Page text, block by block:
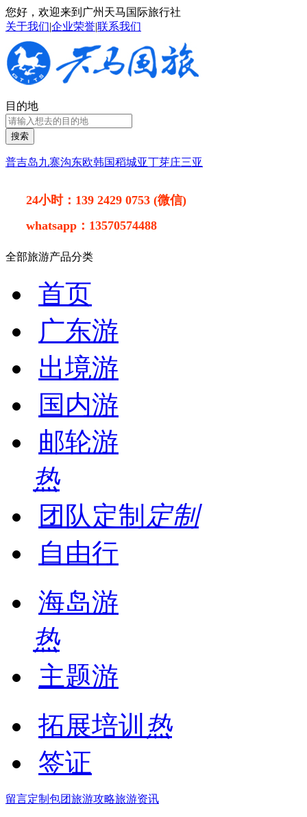
您好，欢迎来到广州天马国际旅行社
关于我们|企业荣誉|联系我们
目的地
搜索
普吉岛九寨沟东欧韩国稻城亚丁芽庄三亚
24小时： 139 2429 0753 (微信)
whatsapp： 13570574488
全部旅游产品分类
首页
广东游
出境游
国内游
邮轮游
热
团队定制 定制
自由行
海岛游
热
主题游
拓展培训 热
签证
留言定制包团旅游攻略旅游资讯